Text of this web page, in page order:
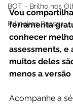
BOT - Brilho nos
Primeiros Passos
Vou
ferramenta
conhecer
assessments, e
muitos deles
menos a versão
Acompanhe a